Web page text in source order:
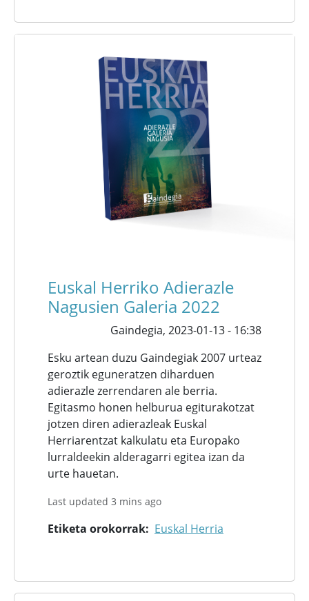
Euskal Herriko Adierazle
Nagusien Galeria 2022
Gaindegia, 2023-01-13 - 16:38
Esku artean duzu Gaindegiak 2007 urteaz
geroztik eguneratzen diharduen
adierazle zerrendaren ale berria.
Egitasmo honen helburua egiturakotzat
jotzen diren adierazleak Euskal
Herriarentzat kalkulatu eta Europako
lurraldeekin alderagarri egitea izan da
urte hauetan.
Last updated 3 mins ago
Etiketa orokorrak Euskal Herria